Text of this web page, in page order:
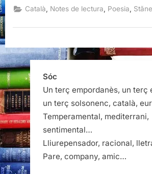
poètica
1960-
Nichita
Català Notes de lectura Poesia
Sóc
Un terç empordanès, un terç
un terç solsonenc, català,
Temperamental, mediterrani,
sentimental…
Lliurepensador, racional,
Pare, company, amic…